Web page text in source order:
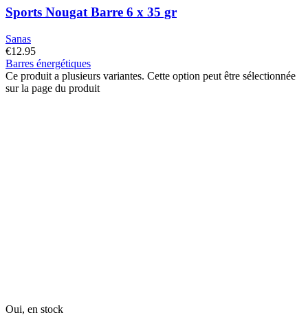
Sports Nougat Barre 6 x 35 gr
Sanas
€12.95
Barres énergétiques
Ce produit a plusieurs variantes. Cette option peut être sélectionnée
sur la page du produit
Oui, en stock